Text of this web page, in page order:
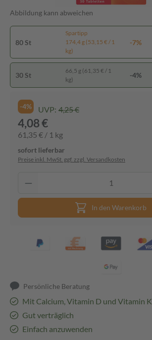
Abbildung kann abweichen
80 St
Spartipp
174,4 g (53,15 € / 1
kg)
-7%
30 St
66,5 g (61,35 € / 1
kg)
-4%
-4% UVP: 4,25 €
4,08 €
61,35 € / 1 kg
sofort lieferbar
Preise inkl. MwSt. ggf. zzgl. Versandkosten
In den Warenkorb
Persönliche Beratung
Mit Calcium, Vitamin D und Vitamin K
Gut verträglich
Einfach anzuwenden